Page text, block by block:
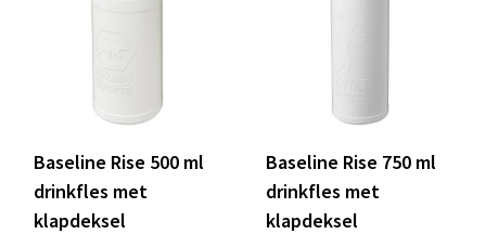
Baseline Rise 500 ml
drinkfles met
klapdeksel
Baseline Rise 750 ml
drinkfles met
klapdeksel